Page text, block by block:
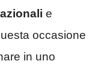
e
occasione
in uno